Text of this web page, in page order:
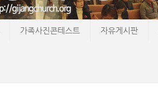
가족사진콘테스트 자유게시판